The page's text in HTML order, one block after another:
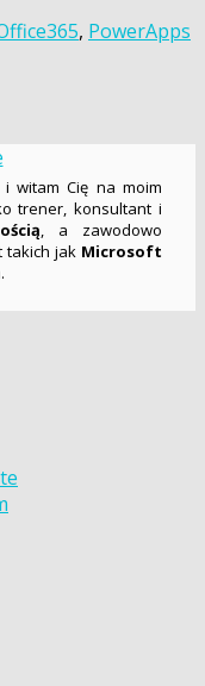
, PowerApps
i witam Cię na moim
trener, konsultant i
, a zawodowo
takich jak Microsoft